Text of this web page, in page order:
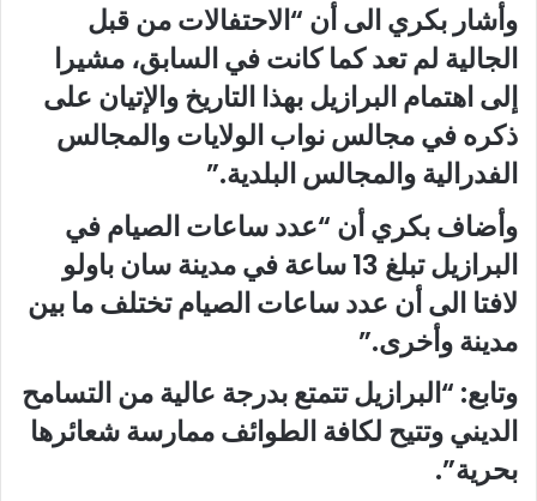
وأشار بكري الى أن “الاحتفالات من قبل
الجالية لم تعد كما كانت في السابق، مشيرا
إلى اهتمام البرازيل بهذا التاريخ والإتيان على
ذكره في مجالس نواب الولايات والمجالس
الفدرالية والمجالس البلدية.”
وأضاف بكري أن “عدد ساعات الصيام في
البرازيل تبلغ 13 ساعة في مدينة سان باولو
لافتا الى أن عدد ساعات الصيام تختلف ما بين
مدينة وأخرى.”
وتابع: “البرازيل تتمتع بدرجة عالية من التسامح
الديني وتتيح لكافة الطوائف ممارسة شعائرها
بحرية”.